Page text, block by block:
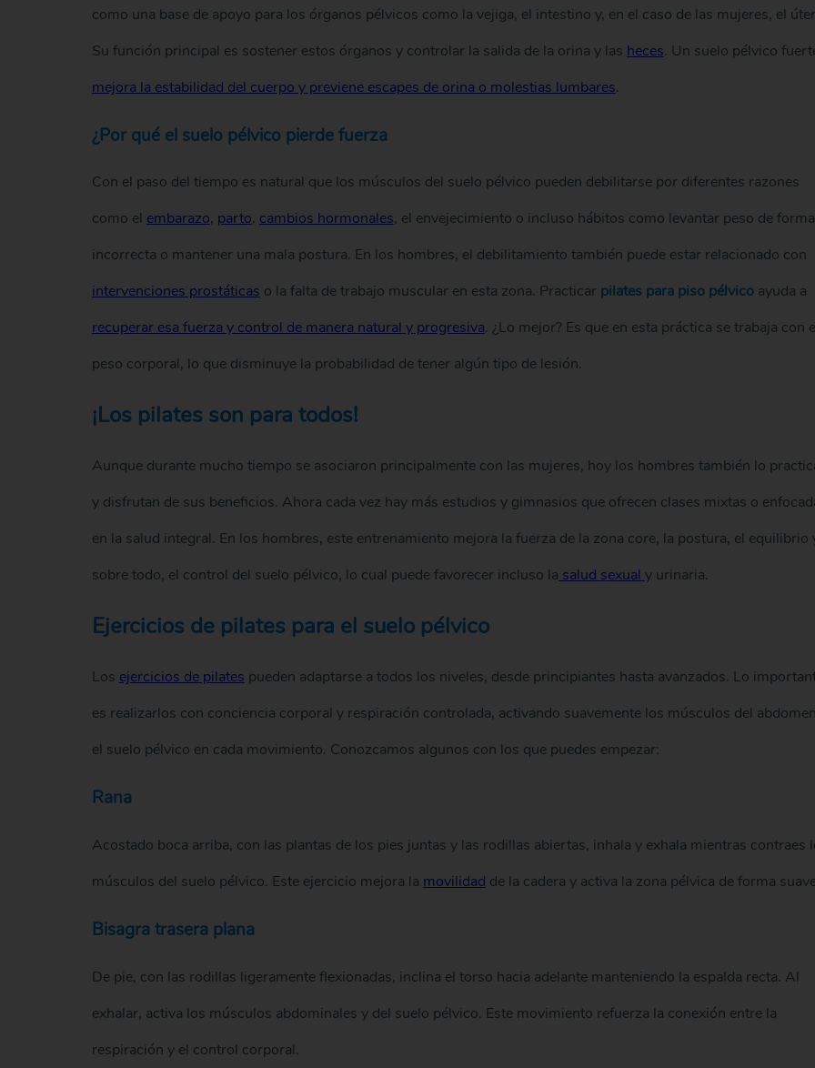
como una base de apoyo para los órganos pélvicos como la vejiga, el intestino y, en el caso de las mujeres, el
Su función principal es sostener estos órganos y controlar la salida de la orina y las heces. Un suelo pélvico
mejora la estabilidad del cuerpo y previene escapes de orina o molestias lumbares.
¿Por qué el suelo pélvico pierde fuerza
Con el paso del tiempo es natural que los músculos del suelo pélvico pueden debilitarse por diferentes razones
como el embarazo, parto, cambios hormonales, el envejecimiento o incluso hábitos como levantar peso de forma
incorrecta o mantener una mala postura. En los hombres, el debilitamiento también puede estar relacionado con
intervenciones prostáticas o la falta de trabajo muscular en esta zona. Practicar pilates para piso pélvicoayuda a
recuperar esa fuerza y control de manera natural y progresiva. ¿Lo mejor? Es que en esta práctica se trabaja con
peso corporal, lo que disminuye la probabilidad de tener algún tipo de lesión.
¡Los pilates son para todos!
Aunque durante mucho tiempo se asociaron principalmente con las mujeres, hoy los hombres también lo
y disfrutan de sus beneficios. Ahora cada vez hay más estudios y gimnasios que ofrecen clases mixtas o
en la salud integral. En los hombres, este entrenamiento mejora la fuerza de la zona core, la postura, el equilibrio
sobre todo, el control del suelo pélvico, lo cual puede favorecer incluso la salud sexual y urinaria.
Ejercicios de pilates para el suelo pélvico
Los ejercicios de pilates pueden adaptarse a todos los niveles, desde principiantes hasta avanzados. Lo
es realizarlos con conciencia corporal y respiración controlada, activando suavemente los músculos del
el suelo pélvico en cada movimiento. Conozcamos algunos con los que puedes empezar:
Rana
Acostado boca arriba, con las plantas de los pies juntas y las rodillas abiertas, inhala y exhala mientras contraes
músculos del suelo pélvico. Este ejercicio mejora la movilidad de la cadera y activa la zona pélvica de forma
Bisagra trasera plana
De pie, con las rodillas ligeramente flexionadas, inclina el torso hacia adelante manteniendo la espalda recta. Al
exhalar, activa los músculos abdominales y del suelo pélvico. Este movimiento refuerza la conexión entre la
respiración y el control corporal.